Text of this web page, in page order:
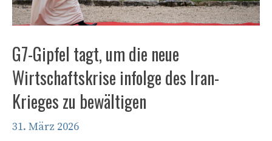
G7-Gipfel tagt, um die neue
Wirtschaftskrise infolge des Iran-
Krieges zu bewältigen
31. März 2026